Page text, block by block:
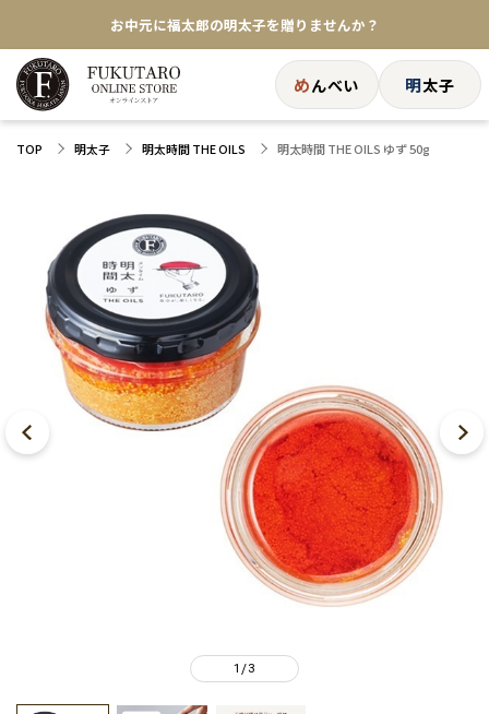
お中元に福太郎の明太子を贈りませんか？
★めんべい25周年記念商品が登場★
【色々な味を試したい方へ】ポストイン！めんべい
めんべい 明太子
TOP 明太子 明太時間 THE OILS 明太時間 THE OILS ゆず 50g
1 /3